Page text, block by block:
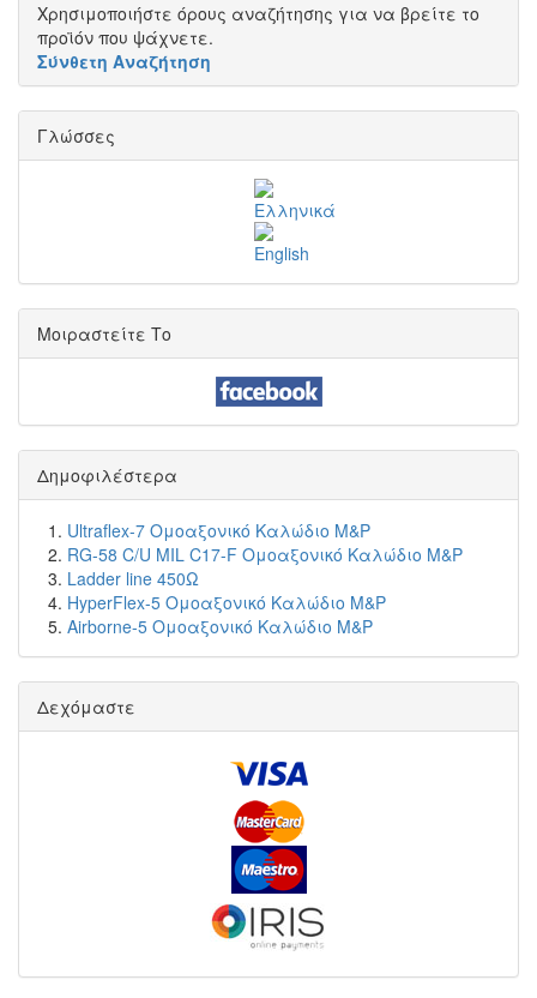
Χρησιμοποιήστε όρους αναζήτησης για να βρείτε το
προϊόν που ψάχνετε.
Σύνθετη Αναζήτηση
Γλώσσες
Μοιραστείτε Το
Δημοφιλέστερα
Ultraflex-7 Ομοαξονικό Καλώδιο M&P
RG-58 C/U MIL C17-F Ομοαξονικό Καλώδιο M&P
Ladder line 450Ω
HyperFlex-5 Ομοαξονικό Καλώδιο M&P
Airborne-5 Ομοαξονικό Καλώδιο M&P
Δεχόμαστε